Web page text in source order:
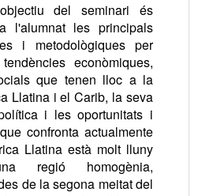
del seminari és
l'alumnat les principals
i metodològiques per
econòmiques,
que tenen lloc a la
Llatina i el Carib, la seva
i les oportunitats i
confronta actualmente
Llatina està molt lluny
regió homogènia,
de la segona meitat del